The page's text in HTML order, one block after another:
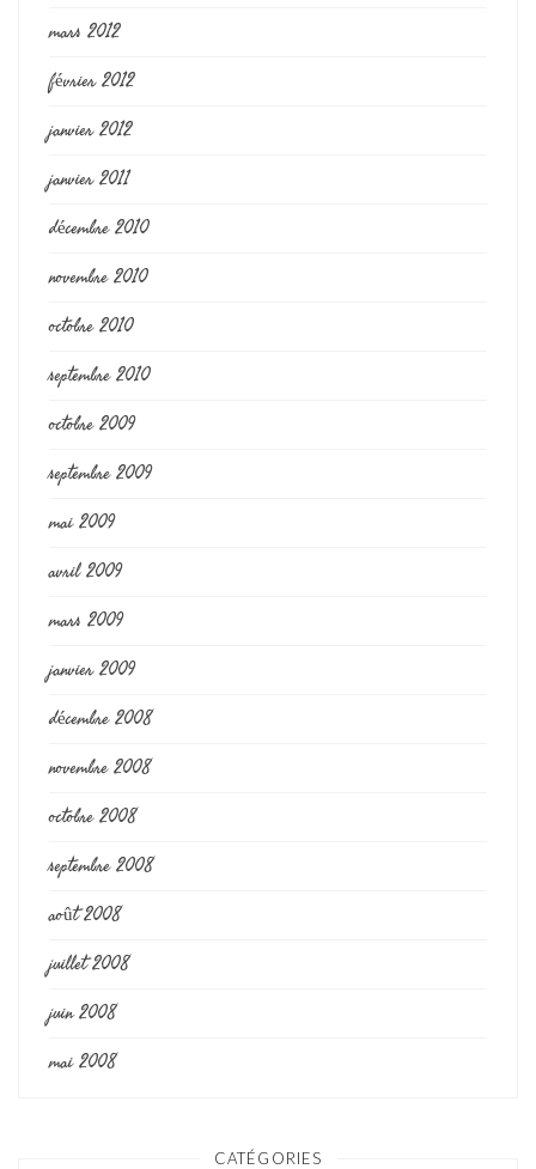
mars 2012
février 2012
janvier 2012
janvier 2011
décembre 2010
novembre 2010
octobre 2010
septembre 2010
octobre 2009
septembre 2009
mai 2009
avril 2009
mars 2009
janvier 2009
décembre 2008
novembre 2008
octobre 2008
septembre 2008
août 2008
juillet 2008
juin 2008
mai 2008
CATÉGORIES